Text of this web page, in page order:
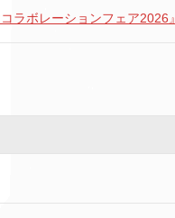
ラボレーションフェア2026』